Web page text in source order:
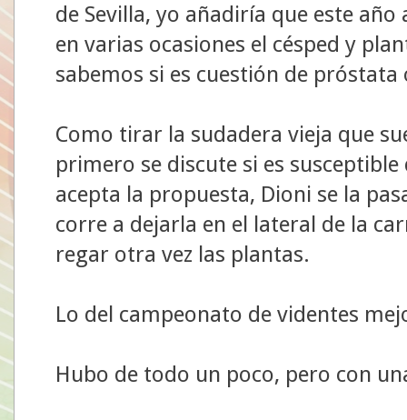
de Sevilla, yo añadiría que este
en varias ocasiones el césped y
sabemos si es cuestión de
Como tirar la sudadera vieja que
primero se discute si es
acepta la propuesta, Dioni se la
corre a dejarla en el lateral de la
regar otra vez las plantas.
Lo del campeonato de videntes
Hubo de todo un poco, pero con